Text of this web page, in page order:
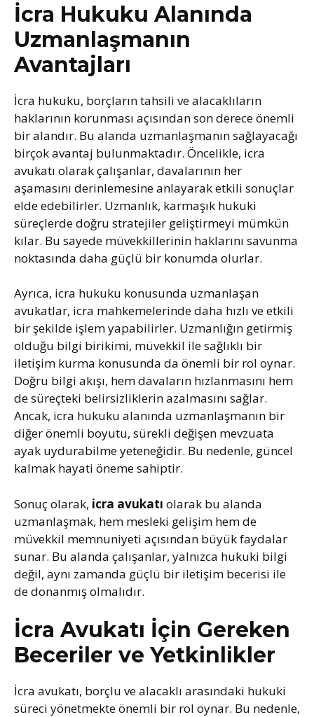
İcra Hukuku Alanında
Uzmanlaşmanın
Avantajları
İcra hukuku, borçların tahsili ve alacaklıların
haklarının korunması açısından son derece önemli
bir alandır. Bu alanda uzmanlaşmanın sağlayacağı
birçok avantaj bulunmaktadır. Öncelikle, icra
avukatı olarak çalışanlar, davalarının her
aşamasını derinlemesine anlayarak etkili sonuçlar
elde edebilirler. Uzmanlık, karmaşık hukuki
süreçlerde doğru stratejiler geliştirmeyi mümkün
kılar. Bu sayede müvekkillerinin haklarını savunma
noktasında daha güçlü bir konumda olurlar.
Ayrıca, icra hukuku konusunda uzmanlaşan
avukatlar, icra mahkemelerinde daha hızlı ve etkili
bir şekilde işlem yapabilirler. Uzmanlığın getirmiş
olduğu bilgi birikimi, müvekkil ile sağlıklı bir
iletişim kurma konusunda da önemli bir rol oynar.
Doğru bilgi akışı, hem davaların hızlanmasını hem
de süreçteki belirsizliklerin azalmasını sağlar.
Ancak, icra hukuku alanında uzmanlaşmanın bir
diğer önemli boyutu, sürekli değişen mevzuata
ayak uydurabilme yeteneğidir. Bu nedenle, güncel
kalmak hayati öneme sahiptir.
Sonuç olarak, icra avukatı olarak bu alanda
uzmanlaşmak, hem mesleki gelişim hem de
müvekkil memnuniyeti açısından büyük faydalar
sunar. Bu alanda çalışanlar, yalnızca hukuki bilgi
değil, aynı zamanda güçlü bir iletişim becerisi ile
de donanmış olmalıdır.
İcra Avukatı İçin Gereken
Beceriler ve Yetkinlikler
İcra avukatı, borçlu ve alacaklı arasındaki hukuki
süreci yönetmekte önemli bir rol oynar. Bu nedenle,